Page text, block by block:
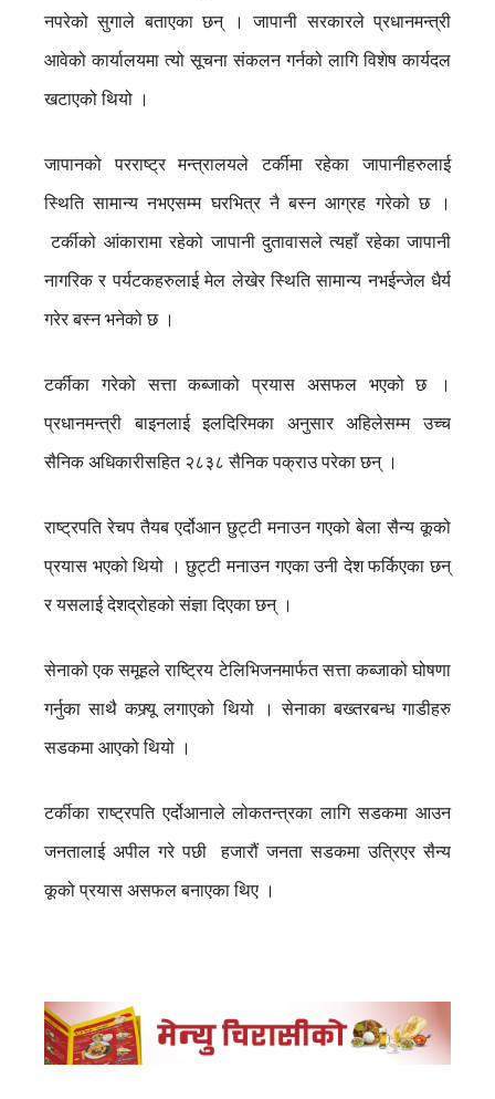
नपरेको सुगाले बताएका छन् । जापानी सरकारले प्रधानमन्त्री
आवेको कार्यालयमा त्यो सूचना संकलन गर्नको लागि विशेष कार्यदल
खटाएको थियो ।
जापानको परराष्ट्र मन्त्रालयले टर्कीमा रहेका जापानीहरुलाई
स्थिति सामान्य नभएसम्म घरभित्र नै बस्न आग्रह गरेको छ ।
टर्कीको आंकारामा रहेको जापानी दुतावासले त्यहाँ रहेका जापानी
नागरिक र पर्यटकहरुलाई मेल लेखेर स्थिति सामान्य नभईन्जेल धैर्य
गरेर बस्न भनेको छ ।
टर्कीका गरेको सत्ता कब्जाको प्रयास असफल भएको छ ।
प्रधानमन्त्री बाइनलाई इलदिरिमका अनुसार अहिलेसम्म उच्च
सैनिक अधिकारीसहित २८३८ सैनिक पक्राउ परेका छन् ।
राष्ट्रपति रेचप तैयब एर्दोआन छुट्टी मनाउन गएको बेला सैन्य कूको
प्रयास भएको थियो । छुट्टी मनाउन गएका उनी देश फर्किएका छन्
र यसलाई देशद्रोहको संज्ञा दिएका छन् ।
सेनाको एक समूहले राष्ट्रिय टेलिभिजनमार्फत सत्ता कब्जाको घोषणा
गर्नुका साथै कफ्र्यू लगाएको थियो । सेनाका बख्तरबन्ध गाडीहरु
सडकमा आएको थियो ।
टर्कीका राष्ट्रपति एर्दोआनाले लोकतन्त्रका लागि सडकमा आउन
जनतालाई अपील गरे पछी हजारौं जनता सडकमा उत्रिएर सैन्य
कूको प्रयास असफल बनाएका थिए ।